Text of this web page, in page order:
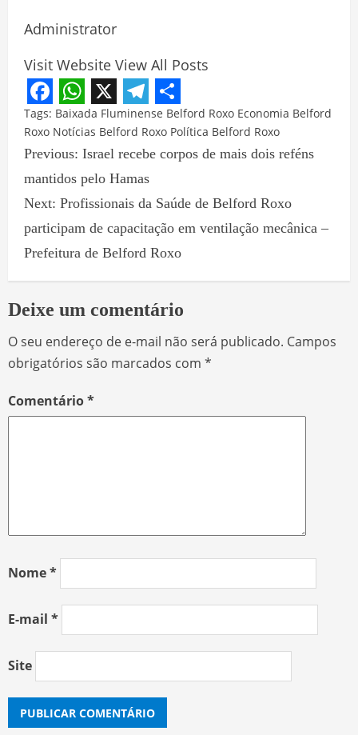
Administrator
Visit Website View All Posts
Facebook
WhatsApp
X Telegram
Share
Tags: Baixada Fluminense Belford Roxo Economia Belford
Roxo Notícias Belford Roxo Política Belford Roxo
Previous: Israel recebe corpos de mais dois reféns
mantidos pelo Hamas
Next: Profissionais da Saúde de Belford Roxo
participam de capacitação em ventilação mecânica –
Prefeitura de Belford Roxo
Deixe um comentário
O seu endereço de e-mail não será publicado. Campos
obrigatórios são marcados com *
Comentário*
Nome*
E-mail *
Site